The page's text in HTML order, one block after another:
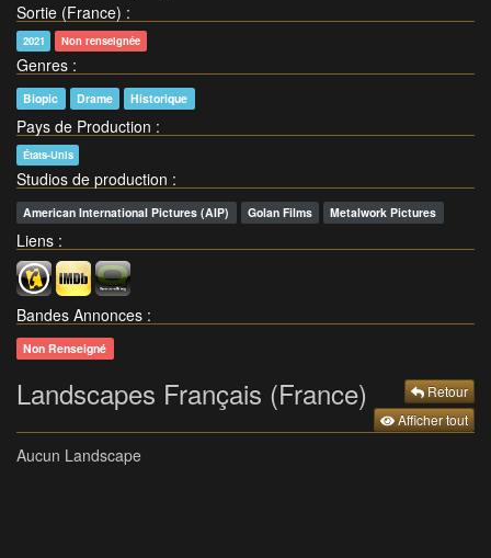
Sortie (France) :
2021 Non renseignée
Genres :
Biopic Drame Historique
Pays de Production :
États-Unis
Studios de production :
American International Pictures (AIP) Golan Films Metalwork Pictures
Liens :
Bandes Annonces :
Non Renseigné
Landscapes Français (France)
Retour
Afficher tout
Aucun Landscape